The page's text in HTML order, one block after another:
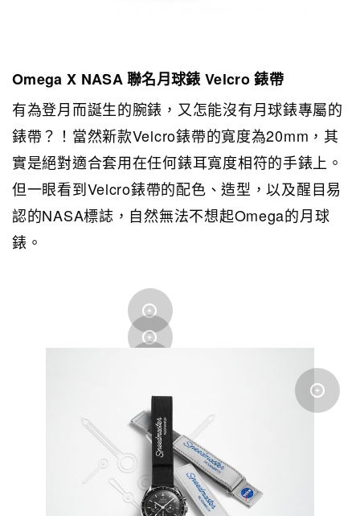
Omega X NASA 聯名月球錶 Velcro 錶帶
有為登月而誕生的腕錶，又怎能沒有月球錶專屬的
錶帶？！當然新款Velcro錶帶的寬度為20mm，其
實是絕對適合套用在任何錶耳寬度相符的手錶上。
但一眼看到Velcro錶帶的配色、造型，以及醒目易
認的NASA標誌，自然無法不想起Omega的月球
錶。